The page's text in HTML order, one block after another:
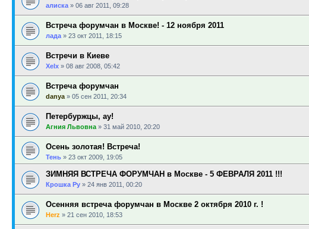
алиска » 06 авг 2011, 09:28
Встреча форумчан в Москве! - 12 ноября 2011
лада » 23 окт 2011, 18:15
Встречи в Киеве
Xelx » 08 авг 2008, 05:42
Встреча форумчан
danya » 05 сен 2011, 20:34
Петербуржцы, ау!
Агния Львовна » 31 май 2010, 20:20
Осень золотая! Встреча!
Тень » 23 окт 2009, 19:05
ЗИМНЯЯ ВСТРЕЧА ФОРУМЧАН в Москве - 5 ФЕВРАЛЯ 2011 !!!
Крошка Ру » 24 янв 2011, 00:20
Осенняя встреча форумчан в Москве 2 октября 2010 г. !
Herz » 21 сен 2010, 18:53